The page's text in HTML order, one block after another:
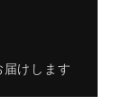
けします